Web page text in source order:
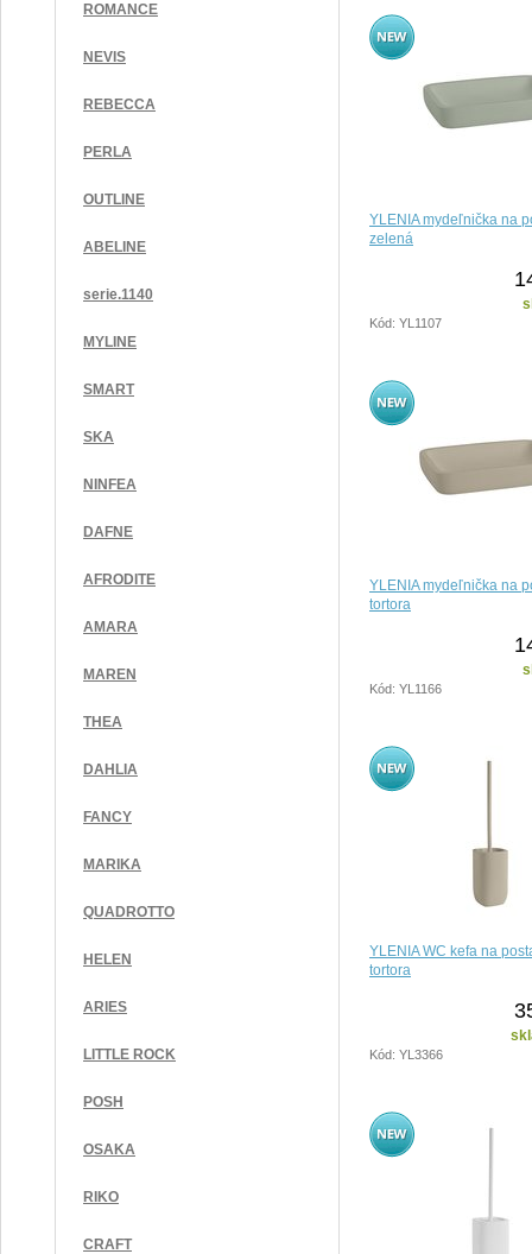
ROMANCE
NEVIS
REBECCA
PERLA
OUTLINE
ABELINE
serie.1140
MYLINE
SMART
SKA
NINFEA
DAFNE
AFRODITE
AMARA
MAREN
THEA
DAHLIA
FANCY
MARIKA
QUADROTTO
HELEN
ARIES
LITTLE ROCK
POSH
OSAKA
RIKO
CRAFT
YLENIA mydeľnička na
zelená
Kód: YL1107
YLENIA mydeľnička na
tortora
Kód: YL1166
YLENIA WC kefa na
tortora
Kód: YL3366